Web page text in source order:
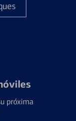
próxima